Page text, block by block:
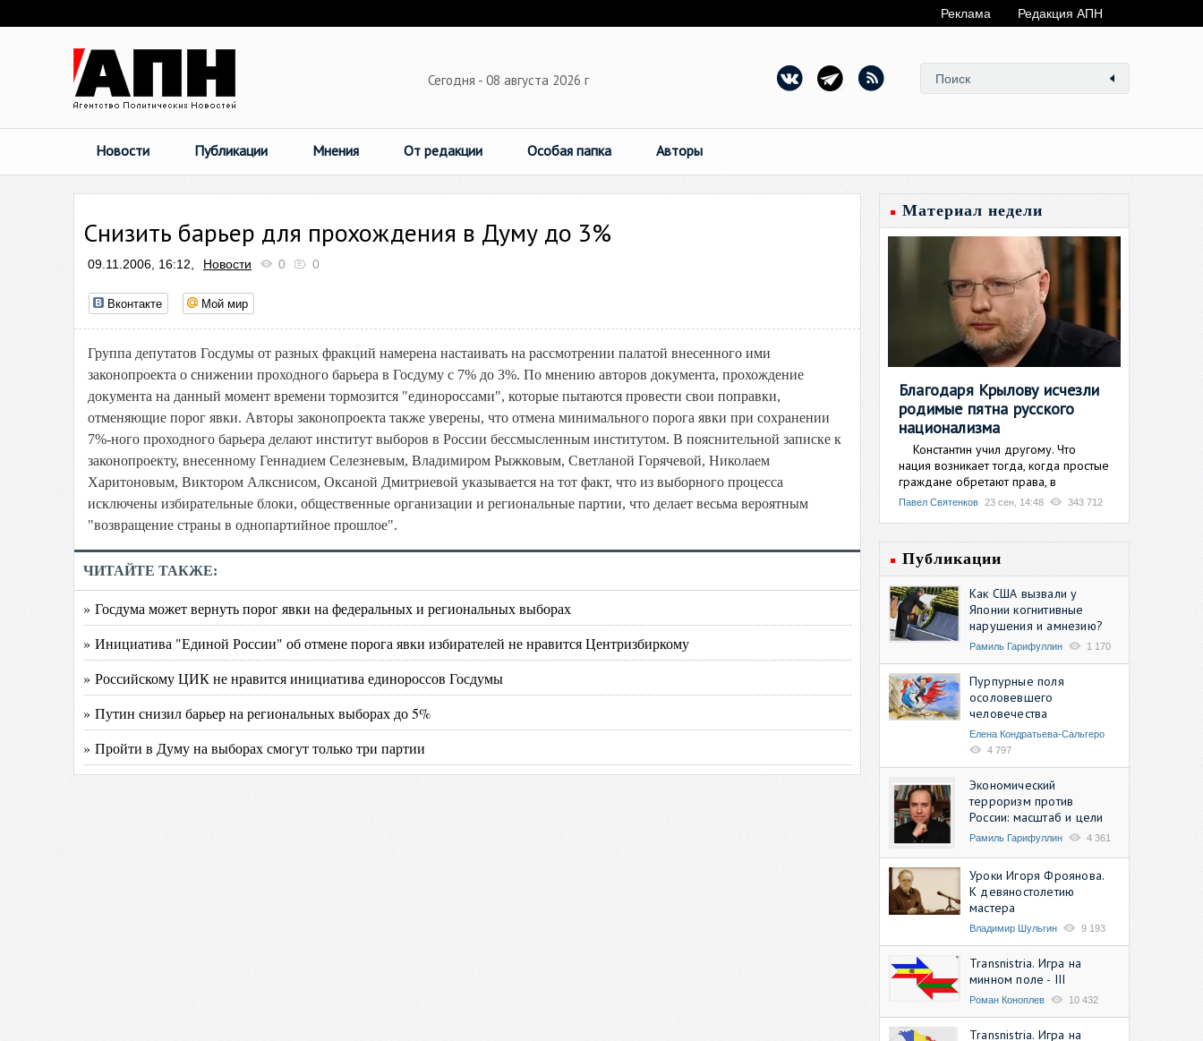
Реклама Редакция АПН
Сегодня - 08 августа 2026 г
Новости Публикации Мнения От редакции Особая папка Авторы
Снизить барьер для прохождения в Думу до 3%
09.11.2006, 16:12, Новости 0 0
Вконтакте Мой мир
Группа депутатов Госдумы от разных фракций намерена настаивать на рассмотрении палатой внесенного ими
законопроекта о снижении проходного барьера в Госдуму с 7% до 3%. По мнению авторов документа, прохождение
документа на данный момент времени тормозится "единороссами", которые пытаются провести свои поправки,
отменяющие порог явки. Авторы законопроекта также уверены, что отмена минимального порога явки при сохранении
7%-ного проходного барьера делают институт выборов в России бессмысленным институтом. В пояснительной записке к
законопроекту, внесенному Геннадием Селезневым, Владимиром Рыжковым, Светланой Горячевой, Николаем
Харитоновым, Виктором Алкснисом, Оксаной Дмитриевой указывается на тот факт, что из выборного процесса
исключены избирательные блоки, общественные организации и региональные партии, что делает весьма вероятным
"возвращение страны в однопартийное прошлое".
ЧИТАЙТЕ ТАКЖЕ:
» Госдума может вернуть порог явки на федеральных и региональных выборах
» Инициатива "Единой России" об отмене порога явки избирателей не нравится Центризбиркому
» Российскому ЦИК не нравится инициатива единороссов Госдумы
» Путин снизил барьер на региональных выборах до 5%
» Пройти в Думу на выборах смогут только три партии
Материал недели
Благодаря Крылову исчезли
родимые пятна русского
национализма
Константин учил другому. Что
нация возникает тогда, когда простые
граждане обретают права, в
Павел Святенков 23 сен, 14:48 343 712
Публикации
Как США вызвали у
Японии когнитивные
нарушения и амнезию?
Рамиль Гарифуллин 1 170
Пурпурные поля
осоловевшего
человечества
Елена Кондратьева-Сальгеро
4 797
Экономический
терроризм против
России: масштаб и цели
Рамиль Гарифуллин 4 361
Уроки Игоря Фроянова.
К девяностолетию
мастера
Владимир Шульгин 9 193
Transnistria. Игра на
минном поле - III
Роман Коноплев 10 432
Transnistria. Игра на